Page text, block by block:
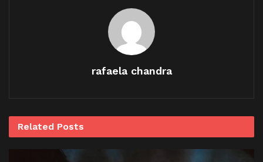
rafaela chandra
Related Posts